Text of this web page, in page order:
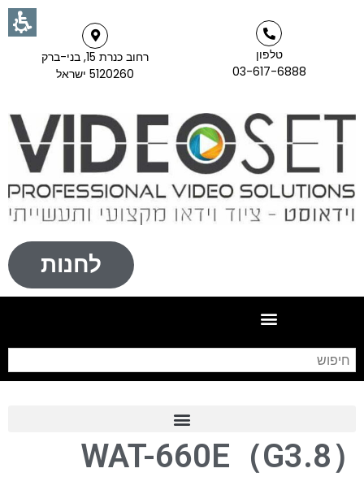
טלפון
03-617-6888
רחוב כנרת 15, בני-ברק
5120260 ישראל
לחנות
Frame Grabber
WAT-660E（G3.8）